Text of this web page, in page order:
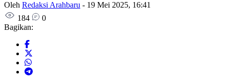
Oleh Redaksi Arahbaru - 19 Mei 2025, 16:41
184
0
Bagikan: